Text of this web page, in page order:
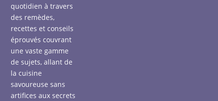
quotidien à travers
des remèdes,
recettes et conseils
éprouvés couvrant
une vaste gamme
de sujets, allant de
la cuisine
savoureuse sans
artifices aux secrets